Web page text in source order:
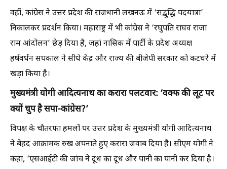
वहीं, कांग्रेस ने उत्तर प्रदेश की राजधानी लखनऊ में ‘सद्बुद्धि पदयात्रा’
निकालकर प्रदर्शन किया। महाराष्ट्र में भी कांग्रेस ने ‘रघुपति राघव राजा
राम आंदोलन’ छेड़ दिया है, जहां नासिक में पार्टी के प्रदेश अध्यक्ष
हर्षवर्धन सपकाल ने सीधे केंद्र और राज्य की बीजेपी सरकार को कटघरे में
खड़ा किया है।
मुख्यमंत्री योगी आदित्यनाथ का करारा पलटवार: ‘वक्फ की लूट पर
क्यों चुप है सपा-कांग्रेस?’
विपक्ष के चौतरफा हमलों पर उत्तर प्रदेश के मुख्यमंत्री योगी आदित्यनाथ
ने बेहद आक्रामक रुख अपनाते हुए करारा जवाब दिया है। सीएम योगी ने
कहा, ‘एसआईटी की जांच ने दूध का दूध और पानी का पानी कर दिया है।